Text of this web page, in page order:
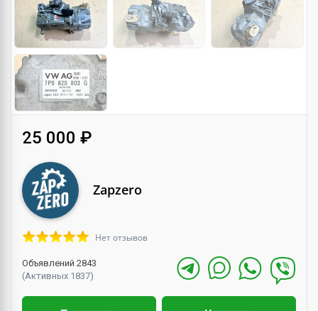
25 000 ₽
Zapzero
Нет отзывов
Объявлений 2843
(Активных 1837)